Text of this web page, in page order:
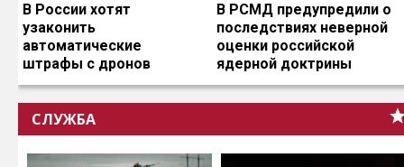
В России хотят
узаконить
автоматические
штрафы с дронов
В РСМД предупредили о
последствиях неверной
оценки российской
ядерной доктрины
СЛУЖБА